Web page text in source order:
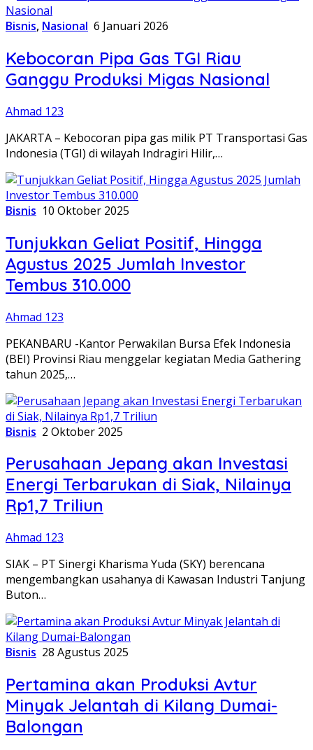
Bisnis, Nasional 6 Januari 2026
Kebocoran Pipa Gas TGI Riau
Ganggu Produksi Migas Nasional
Ahmad 123
JAKARTA – Kebocoran pipa gas milik PT Transportasi Gas
Indonesia (TGI) di wilayah Indragiri Hilir,…
Bisnis 10 Oktober 2025
Tunjukkan Geliat Positif, Hingga
Agustus 2025 Jumlah Investor
Tembus 310.000
Ahmad 123
PEKANBARU -Kantor Perwakilan Bursa Efek Indonesia
(BEI) Provinsi Riau menggelar kegiatan Media Gathering
tahun 2025,…
Bisnis 2 Oktober 2025
Perusahaan Jepang akan Investasi
Energi Terbarukan di Siak, Nilainya
Rp1,7 Triliun
Ahmad 123
SIAK – PT Sinergi Kharisma Yuda (SKY) berencana
mengembangkan usahanya di Kawasan Industri Tanjung
Buton…
Bisnis 28 Agustus 2025
Pertamina akan Produksi Avtur
Minyak Jelantah di Kilang Dumai-
Balongan